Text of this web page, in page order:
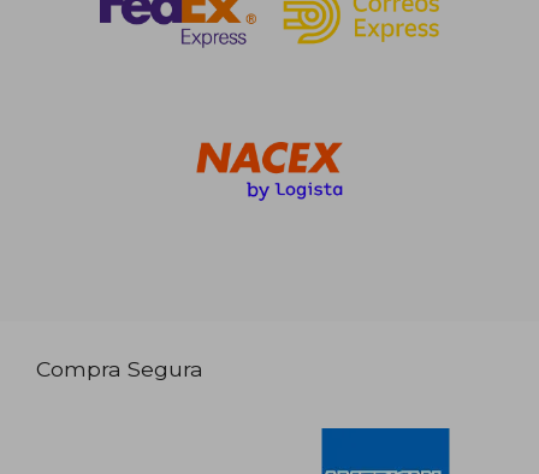
Compra Segura